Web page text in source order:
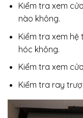
Kiểm tra xem
nào không.
Kiểm tra xem
hóc không.
Kiểm tra xem
Kiểm tra ray